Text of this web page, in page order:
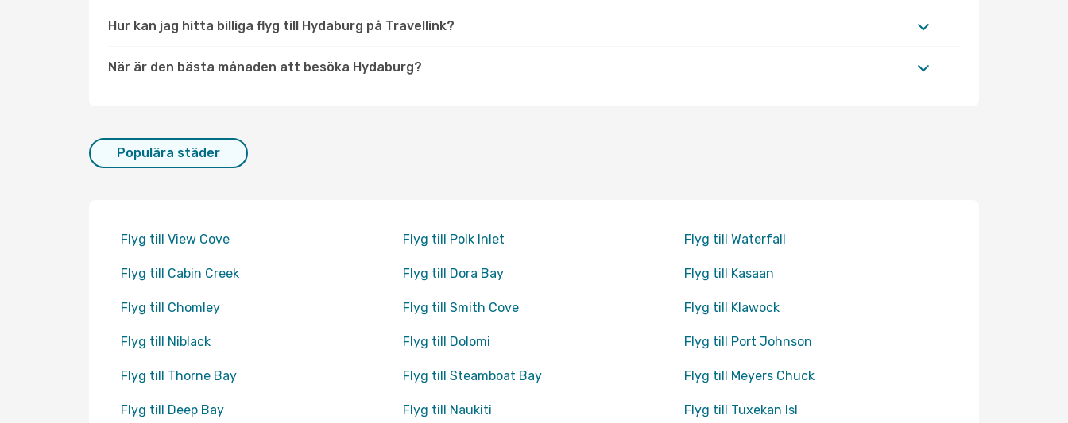
Hur kan jag hitta billiga flyg till Hydaburg på Travellink?
När är den bästa månaden att besöka Hydaburg?
Populära städer
Flyg till View Cove Flyg till Polk Inlet Flyg till Waterfall
Flyg till Cabin Creek Flyg till Dora Bay Flyg till Kasaan
Flyg till Chomley Flyg till Smith Cove Flyg till Klawock
Flyg till Niblack Flyg till Dolomi Flyg till Port Johnson
Flyg till Thorne Bay Flyg till Steamboat Bay Flyg till Meyers Chuck
Flyg till Deep Bay Flyg till Naukiti Flyg till Tuxekan Isl